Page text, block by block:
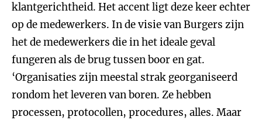
klantgerichtheid. Het accent ligt deze keer echter
op de medewerkers. In de visie van Burgers zijn
het de medewerkers die in het ideale geval
fungeren als de brug tussen boor en gat.
‘Organisaties zijn meestal strak georganiseerd
rondom het leveren van boren. Ze hebben
processen, protocollen, procedures, alles. Maar